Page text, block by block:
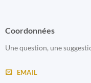
Coordonnées
Une question, une
EMAIL